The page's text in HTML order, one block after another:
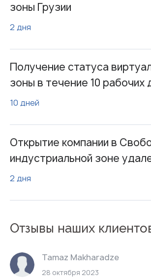
зоны Грузии
2 дня
Получение статуса
зоны в течение 10 рабочих
10 дней
Открытие компании в
индустриальной зоне
2 дня
Отзывы наших
Tamaz Makharadze
28 октября 2023